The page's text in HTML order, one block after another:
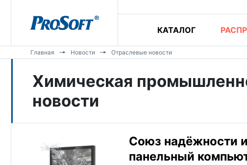
КАТАЛОГ
Главная Новости Отраслевые новости
Химическая
новости
Союз надёжности
панельный